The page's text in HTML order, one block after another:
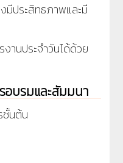
มีประสิทธภาพและมี
านประจำวันได้ด้วย
บรมและสัมมนา
ชั้นต้น